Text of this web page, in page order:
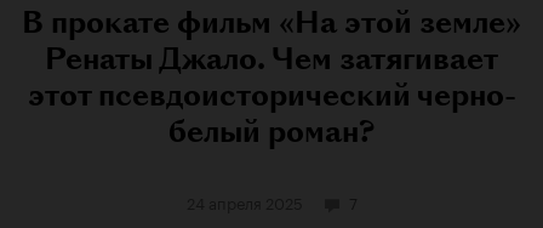
В прокате фильм «На этой земле»
Ренаты Джало. Чем затягивает
этот псевдоисторический черно-
белый роман?